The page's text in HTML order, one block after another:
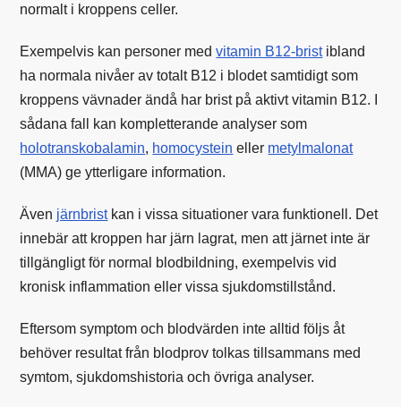
normalt i kroppens celler.
Exempelvis kan personer medvitamin B12-bristibland
ha normala nivåer av totalt B12 i blodet samtidigt som
kroppens vävnader ändå har brist på aktivt vitamin B12. I
sådana fall kan kompletterande analyser som
holotranskobalamin, homocystein eller metylmalonat
(MMA) ge ytterligare information.
Även järnbristkan i vissa situationer vara funktionell. Det
innebär att kroppen har järn lagrat, men att järnet inte är
tillgängligt för normal blodbildning, exempelvis vid
kronisk inflammation eller vissa sjukdomstillstånd.
Eftersom symptom och blodvärden inte alltid följs åt
behöver resultat från blodprov tolkas tillsammans med
symtom, sjukdomshistoria och övriga analyser.